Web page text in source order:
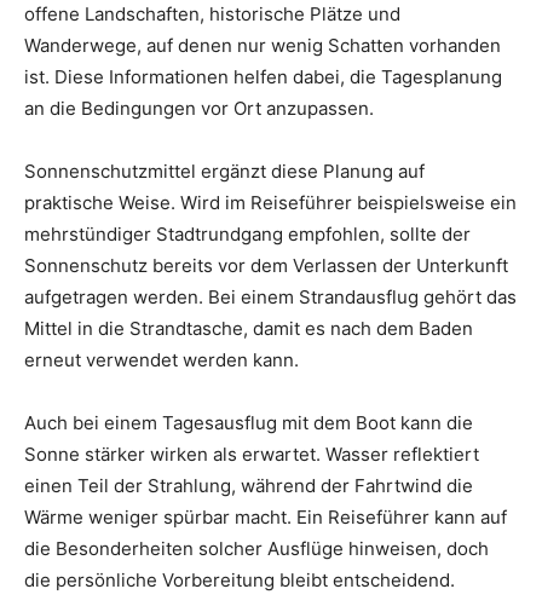
offene Landschaften, historische Plätze und
Wanderwege, auf denen nur wenig Schatten vorhanden
ist. Diese Informationen helfen dabei, die Tagesplanung
an die Bedingungen vor Ort anzupassen.
Sonnenschutzmittel ergänzt diese Planung auf
praktische Weise. Wird im Reiseführer beispielsweise ein
mehrstündiger Stadtrundgang empfohlen, sollte der
Sonnenschutz bereits vor dem Verlassen der Unterkunft
aufgetragen werden. Bei einem Strandausflug gehört das
Mittel in die Strandtasche, damit es nach dem Baden
erneut verwendet werden kann.
Auch bei einem Tagesausflug mit dem Boot kann die
Sonne stärker wirken als erwartet. Wasser reflektiert
einen Teil der Strahlung, während der Fahrtwind die
Wärme weniger spürbar macht. Ein Reiseführer kann auf
die Besonderheiten solcher Ausflüge hinweisen, doch
die persönliche Vorbereitung bleibt entscheidend.